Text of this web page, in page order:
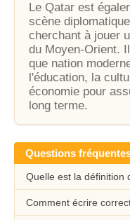
Le Qatar est
scène
cherchant à jouer
du Moyen-Orient.
que nation
l'éducation, la
économie pour
long terme.
Questions
Quelle est la définition
Comment écrire